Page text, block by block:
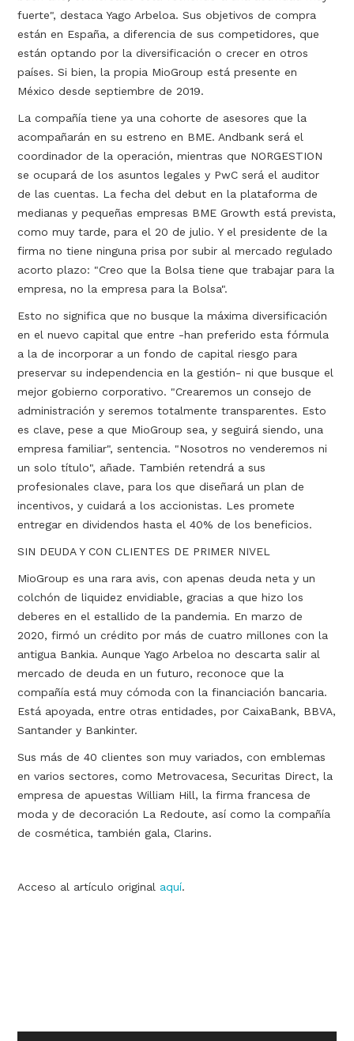
fuerte", destaca Yago Arbeloa. Sus objetivos de compra
están en España, a diferencia de sus competidores, que
están optando por la diversificación o crecer en otros
países. Si bien, la propia MioGroup está presente en
México desde septiembre de 2019.
La compañía tiene ya una cohorte de asesores que la
acompañarán en su estreno en BME. Andbank será el
coordinador de la operación, mientras que NORGESTION
se ocupará de los asuntos legales y PwC será el auditor
de las cuentas. La fecha del debut en la plataforma de
medianas y pequeñas empresas BME Growth está prevista,
como muy tarde, para el 20 de julio. Y el presidente de la
firma no tiene ninguna prisa por subir al mercado regulado
acorto plazo: "Creo que la Bolsa tiene que trabajar para la
empresa, no la empresa para la Bolsa".
Esto no significa que no busque la máxima diversificación
en el nuevo capital que entre -han preferido esta fórmula
a la de incorporar a un fondo de capital riesgo para
preservar su independencia en la gestión- ni que busque el
mejor gobierno corporativo. "Crearemos un consejo de
administración y seremos totalmente transparentes. Esto
es clave, pese a que MioGroup sea, y seguirá siendo, una
empresa familiar", sentencia. "Nosotros no venderemos ni
un solo título", añade. También retendrá a sus
profesionales clave, para los que diseñará un plan de
incentivos, y cuidará a los accionistas. Les promete
entregar en dividendos hasta el 40% de los beneficios.
SIN DEUDA Y CON CLIENTES DE PRIMER NIVEL
MioGroup es una rara avis, con apenas deuda neta y un
colchón de liquidez envidiable, gracias a que hizo los
deberes en el estallido de la pandemia. En marzo de
2020, firmó un crédito por más de cuatro millones con la
antigua Bankia. Aunque Yago Arbeloa no descarta salir al
mercado de deuda en un futuro, reconoce que la
compañía está muy cómoda con la financiación bancaria.
Está apoyada, entre otras entidades, por CaixaBank, BBVA,
Santander y Bankinter.
Sus más de 40 clientes son muy variados, con emblemas
en varios sectores, como Metrovacesa, Securitas Direct, la
empresa de apuestas William Hill, la firma francesa de
moda y de decoración La Redoute, así como la compañía
de cosmética, también gala, Clarins.
Acceso al artículo original aquí.